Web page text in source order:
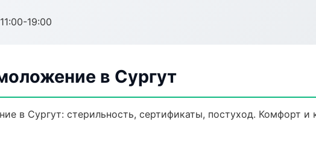
19:00
в Сургут
в Сургут: стерильность, сертификаты, постуход. Комфорт и